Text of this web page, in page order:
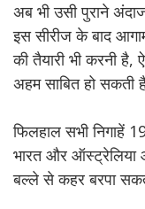
अब भी उसी पुराने
इस सीरीज के बाद
की तैयारी भी करनी है,
अहम साबित हो सकती
फिलहाल सभी निगाहें
भारत और ऑस्ट्रेलिया
बल्ले से कहर बरपा